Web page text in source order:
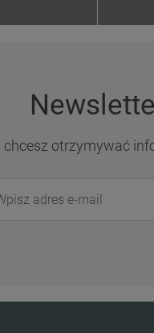
chcesz otrzymywać